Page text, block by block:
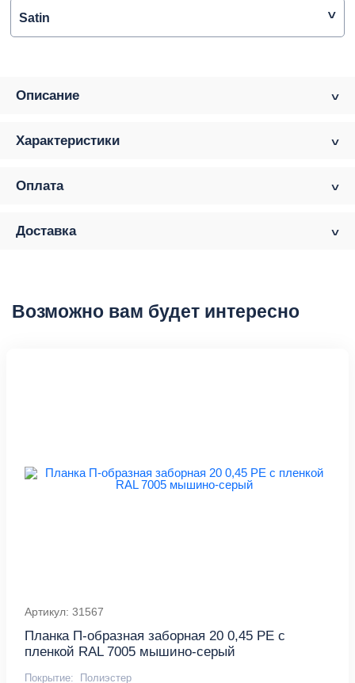
Satin
Описание
Характеристики
Оплата
Доставка
Возможно вам будет интересно
Артикул: 31567
Планка П-образная заборная 20 0,45 PE с
пленкой RAL 7005 мышино-серый
Покрытие:
Полиэстер